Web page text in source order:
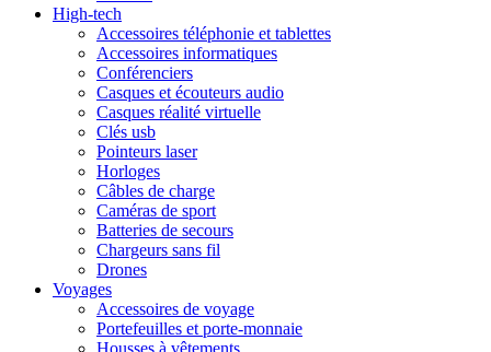
High-tech
Accessoires téléphonie et tablettes
Accessoires informatiques
Conférenciers
Casques et écouteurs audio
Casques réalité virtuelle
Clés usb
Pointeurs laser
Horloges
Câbles de charge
Caméras de sport
Batteries de secours
Chargeurs sans fil
Drones
Voyages
Accessoires de voyage
Portefeuilles et porte-monnaie